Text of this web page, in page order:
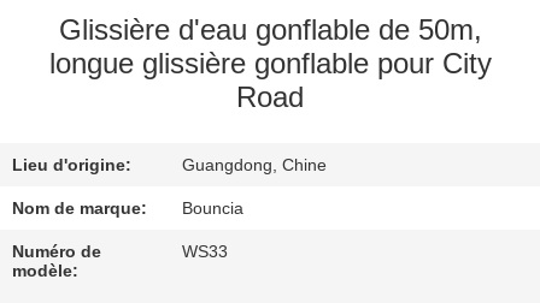
NOUS
CONTRÔLE
DE
Glissière d'eau gonflable de 50m,
longue glissière gonflable pour City
Road
Lieu d'origine: Guangdong, Chine
Nom de marque: Bouncia
Numéro de
modèle:
WS33